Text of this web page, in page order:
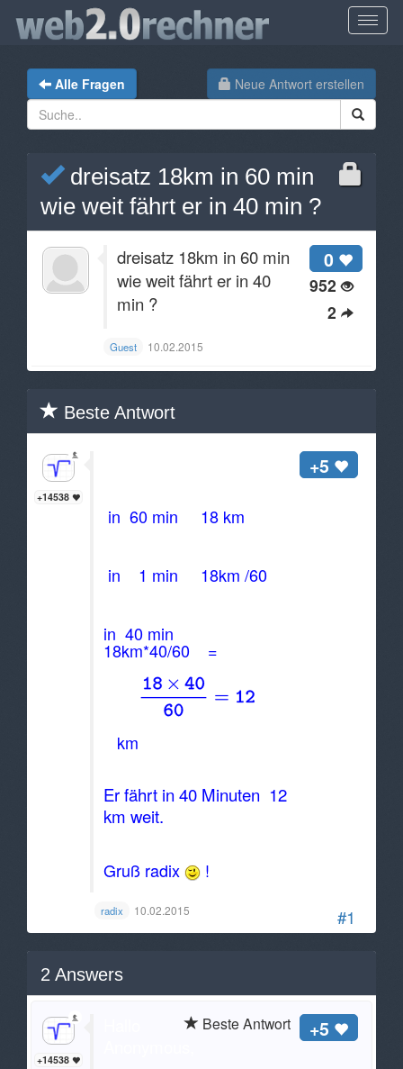
Neue Antwort erstellen
Alle Fragen
dreisatz 18km in 60 min
wie weit fährt er in 40 min ?
0
952
2
dreisatz 18km in 60 min
wie weit fährt er in 40
min ?
Guest 10.02.2015
Beste Antwort
#1
+14538
+5
in 60 min 18 km
in 1 min 18km /60
in 40 min
18km*40/60 =
km
Er fährt in 40 Minuten 12
km weit.
Gruß radix !
radix 10.02.2015
2 Answers
+14538
+5
Beste Antwort